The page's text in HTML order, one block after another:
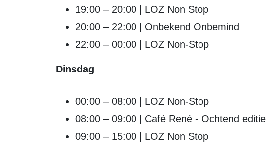
19:00 – 20:00 | LOZ Non Stop
20:00 – 22:00 | Onbekend Onbemind
22:00 – 00:00 | LOZ Non-Stop
Dinsdag
00:00 – 08:00 | LOZ Non-Stop
08:00 – 09:00 | Café René - Ochtend editie
09:00 – 15:00 | LOZ Non Stop